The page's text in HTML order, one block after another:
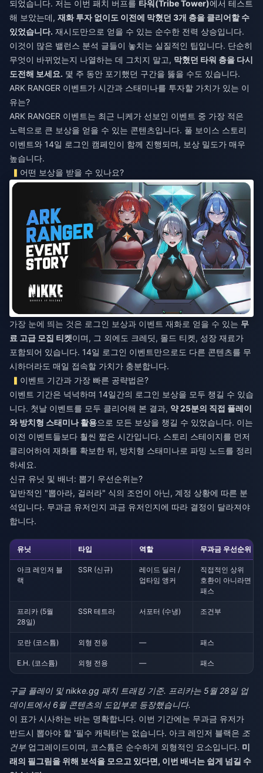
되었습니다. 저는 이번 패치 버프를 타워(Tribe Tower)에서 테스트
해 보았는데, 재화 투자 없이도 이전에 막혔던 3개 층을 클리어할 수
있었습니다. 재시도만으로 얻을 수 있는 순수한 전력 상승입니다.
이것이 많은 밸런스 분석 글들이 놓치는 실질적인 팁입니다. 단순히
무엇이 바뀌었는지 나열하는 데 그치지 말고, 막혔던 타워 층을 다시
도전해 보세요. 몇 주 동안 포기했던 구간을 뚫을 수도 있습니다.
ARK RANGER 이벤트가 시간과 스태미나를 투자할 가치가 있는 이
유는?
ARK RANGER 이벤트는 최근 니케가 선보인 이벤트 중 가장 적은
노력으로 큰 보상을 얻을 수 있는 콘텐츠입니다. 풀 보이스 스토리
이벤트와 14일 로그인 캠페인이 함께 진행되며, 보상 밀도가 매우
높습니다.
어떤 보상을 받을 수 있나요?
가장 눈에 띄는 것은 로그인 보상과 이벤트 재화로 얻을 수 있는 무
료 고급 모집 티켓이며, 그 외에도 크레딧, 몰드 티켓, 성장 재료가
포함되어 있습니다. 14일 로그인 이벤트만으로도 다른 콘텐츠를 무
시하더라도 매일 접속할 가치가 충분합니다.
이벤트 기간과 가장 빠른 공략법은?
이벤트 기간은 넉넉하며 14일간의 로그인 보상을 모두 챙길 수 있습
니다. 첫날 이벤트를 모두 클리어해 본 결과, 약 25분의 직접 플레이
와 방치형 스태미나 활용으로 모든 보상을 챙길 수 있었습니다. 이는
이전 이벤트들보다 훨씬 짧은 시간입니다. 스토리 스테이지를 먼저
클리어하여 재화를 확보한 뒤, 방치형 스태미나로 파밍 노드를 정리
하세요.
신규 유닛 및 배너: 뽑기 우선순위는?
일반적인 "뽑아라, 걸러라" 식의 조언이 아닌, 계정 상황에 따른 분
석입니다. 무과금 유저인지 과금 유저인지에 따라 결정이 달라져야
합니다.
유닛 타입 역할 무과금 우선순위
아크 레인저 블
랙
SSR (신규)
레이드 딜러 /
업타임 앵커
직접적인 상위
호환이 아니라면
패스
프리카 (5월
28일)
SSR 테트라 서포터 (수냉) 조건부
모란 (코스튬) 외형 전용 — 패스
E.H. (코스튬) 외형 전용 — 패스
구글 플레이 및 nikke.gg 패치 트래킹 기준. 프리카는 5월 28일 업
데이트에서 6월 콘텐츠의 도입부로 등장했습니다.
이 표가 시사하는 바는 명확합니다. 이번 기간에는 무과금 유저가
반드시 뽑아야 할 '필수 캐릭터'는 없습니다. 아크 레인저 블랙은 조
건부 업그레이드이며, 코스튬은 순수하게 외형적인 요소입니다. 미
래의 필그림을 위해 보석을 모으고 있다면, 이번 배너는 쉽게 넘길 수